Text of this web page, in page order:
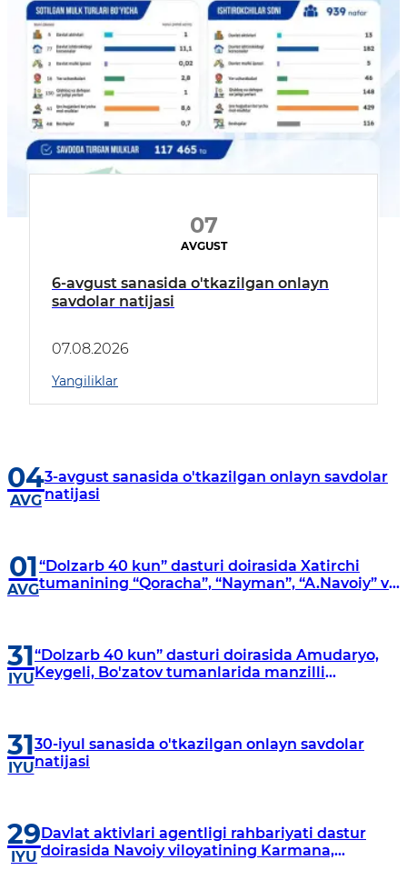
07
AVGUST
6-avgust sanasida o'tkazilgan onlayn
savdolar natijasi
07.08.2026
Yangiliklar
04
AVG
3-avgust sanasida o'tkazilgan onlayn savdolar
natijasi
01
AVG
“Dolzarb 40 kun” dasturi doirasida Xatirchi
tumanining “Qoracha”, “Nayman”, “A.Navoiy” va
31
IYU
“Dolzarb 40 kun” dasturi doirasida Amudaryo,
Keygeli, Bo'zatov tumanlarida manzilli
31
IYU
30-iyul sanasida o'tkazilgan onlayn savdolar
natijasi
29
IYU
Davlat aktivlari agentligi rahbariyati dastur
doirasida Navoiy viloyatining Karmana,